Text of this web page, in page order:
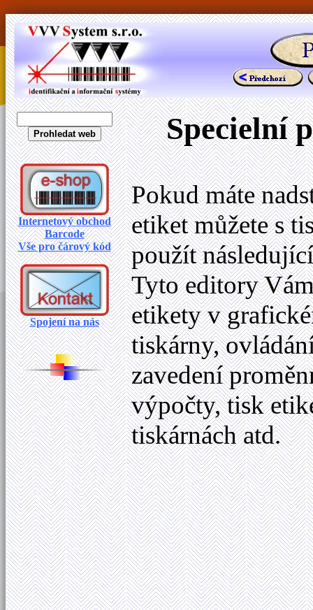
Internetový obchod
Barcode
Vše pro čárový kód
Spojení na nás
Specielní
Pokud máte
etiket můžete s
použít
Tyto editory
etikety v
tiskárny,
zavedení
výpočty, tisk
tiskárnách atd.